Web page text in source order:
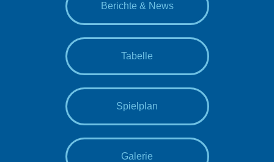
Berichte & News
Tabelle
Spielplan
Galerie